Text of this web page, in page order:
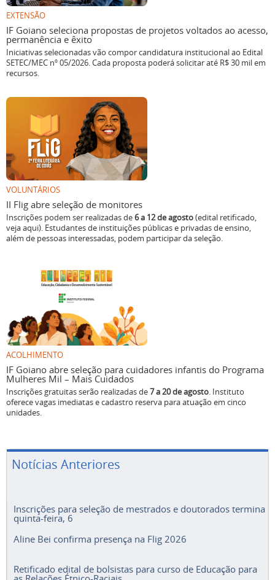
EXTENSÃO
IF Goiano seleciona propostas de projetos voltados ao acesso,
permanência e êxito
Iniciativas selecionadas vão compor candidatura institucional ao Edital
SETEC/MEC nº 05/2026. Cada proposta poderá solicitar até R$ 30 mil em
recursos.
VOLUNTÁRIOS
II Flig abre seleção de monitores
Inscrições podem ser realizadas de6 a 12 de agosto(edital retificado,
veja aqui). Estudantes de instituições públicas e privadas de ensino,
além de pessoas interessadas, podem participar da seleção.
ACOLHIMENTO
IF Goiano abre seleção para cuidadores infantis do Programa
Mulheres Mil – Mais Cuidados
Inscrições gratuitas serão realizadas de7 a 20 de agosto. Instituto
oferece vagas imediatas e cadastro reserva para atuação em cinco
unidades.
Notícias Anteriores
Inscrições para seleção de mestrados e doutorados termina
quinta-feira, 6
Aline Bei confirma presença na Flig 2026
Retificado edital de bolsistas para curso de Educação para